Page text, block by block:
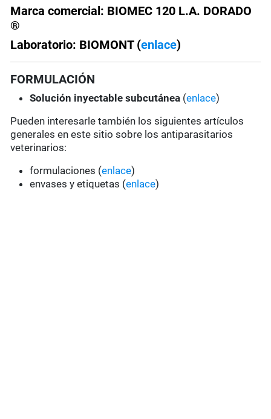
Marca comercial: BIOMEC 120 L.A. DORADO
®
Laboratorio: BIOMONT (enlace)
FORMULACIÓN
Solución inyectable subcutánea (enlace)
Pueden interesarle también los siguientes artículos
generales en este sitio sobre los antiparasitarios
veterinarios:
formulaciones (enlace)
envases y etiquetas (enlace)